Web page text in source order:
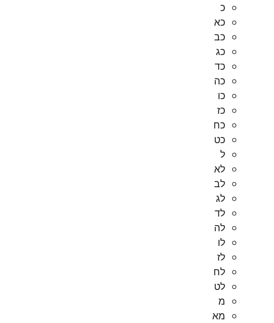
כ
כא
כב
כג
כד
כה
כו
כז
כח
כט
ל
לא
לב
לג
לד
לה
לו
לז
לח
לט
מ
מא